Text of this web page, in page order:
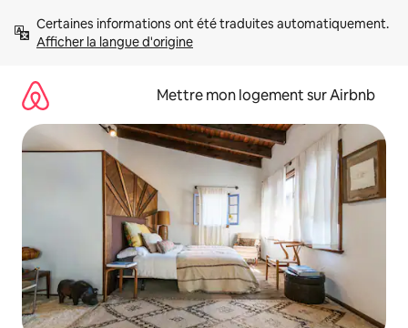
directement
Afficher la langue d'origine
Mettre mon logement sur Airbnb